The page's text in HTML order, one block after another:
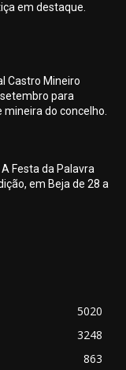
em destaque.
Castro Mineiro
para
do concelho.
Festa da Palavra
em Beja de 28 a
5020
3248
863